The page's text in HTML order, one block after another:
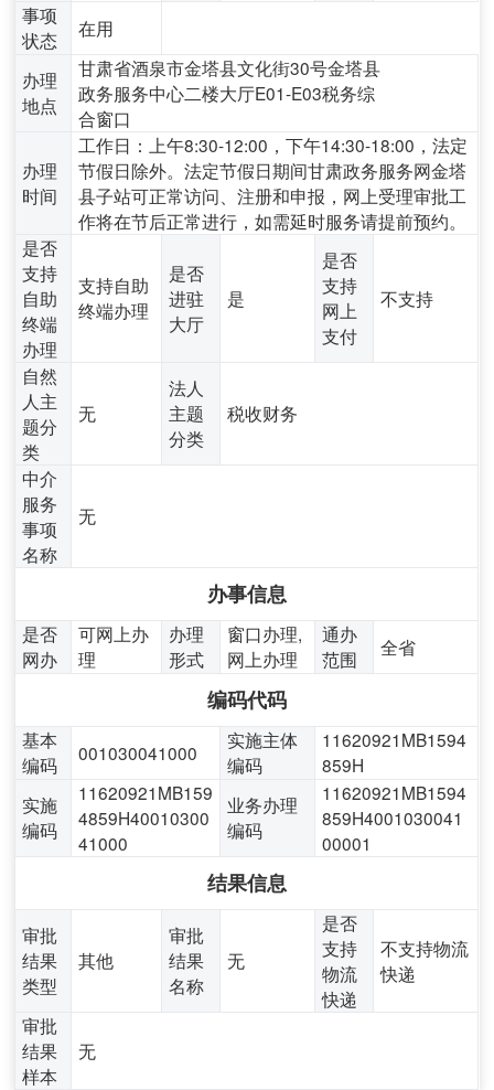
事项
状态
在用
办理
地点
甘肃省酒泉市金塔县文化街30号金塔县
政务服务中心二楼大厅E01-E03税务综
合窗口
办理
时间
工作日：上午8:30-12:00，下午14:30-18:00，法定
节假日除外。法定节假日期间甘肃政务服务网金塔
县子站可正常访问、注册和申报，网上受理审批工
作将在节后正常进行，如需延时服务请提前预约。
是否
支持
自助
终端
办理
支持自助
终端办理
是否
进驻
大厅
是
是否
支持
网上
支付
不支持
自然
人主
题分
类
无
法人
主题
分类
税收财务
中介
服务
事项
名称
无
办事信息
是否
网办
可网上办
理
办理
形式
窗口办理,
网上办理
通办
范围
全省
编码代码
基本
编码
001030041000
实施主体
编码
11620921MB1594
859H
实施
编码
11620921MB159
4859H40010300
41000
业务办理
编码
11620921MB1594
859H4001030041
00001
结果信息
审批
结果
类型
其他
审批
结果
名称
无
是否
支持
物流
快递
不支持物流
快递
审批
结果
样本
无